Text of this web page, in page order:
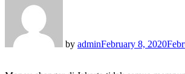
by adminFebruary 8, 2020